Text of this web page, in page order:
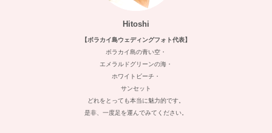
Hitoshi
【ボラカイ島ウェディングフォト代表】
ボラカイ島の青い空・
エメラルドグリーンの海・
ホワイトビーチ・
サンセット
どれをとっても本当に魅力的です。
是非、一度足を運んでみてください。